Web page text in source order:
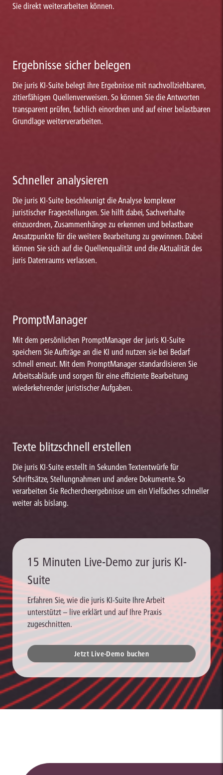
Sie direkt weiterarbeiten können.
Ergebnisse sicher belegen
Die juris KI-Suite belegt ihre Ergebnisse mit nachvollziehbaren,
zitierfähigen Quellenverweisen. So können Sie die Antworten
transparent prüfen, fachlich einordnen und auf einer belastbaren
Grundlage weiterverarbeiten.
Schneller analysieren
Die juris KI-Suite beschleunigt die Analyse komplexer
juristischer Fragestellungen. Sie hilft dabei, Sachverhalte
einzuordnen, Zusammenhänge zu erkennen und belastbare
Ansatzpunkte für die weitere Bearbeitung zu gewinnen. Dabei
können Sie sich auf die Quellenqualität und die Aktualität des
juris Datenraums verlassen.
PromptManager
Mit dem persönlichen PromptManager der juris KI-Suite
speichern Sie Aufträge an die KI und nutzen sie bei Bedarf
schnell erneut. Mit dem PromptManager standardisieren Sie
Arbeitsabläufe und sorgen für eine effiziente Bearbeitung
wiederkehrender juristischer Aufgaben.
Texte blitzschnell erstellen
Die juris KI-Suite erstellt in Sekunden Textentwürfe für
Schriftsätze, Stellungnahmen und andere Dokumente. So
verarbeiten Sie Rechercheergebnisse um ein Vielfaches schneller
weiter als bislang.
15 Minuten Live-Demo zur juris KI-
Suite
Erfahren Sie, wie die juris KI-Suite Ihre Arbeit
unterstützt – live erklärt und auf Ihre Praxis
zugeschnitten.
Jetzt Live-Demo buchen